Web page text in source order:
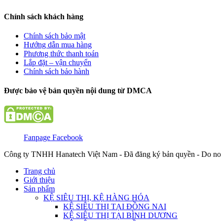
Chính sách khách hàng
Chính sách bảo mật
Hướng dẫn mua hàng
Phương thức thanh toán
Lắp đặt – vận chuyển
Chính sách bảo hành
Được bảo vệ bản quyền nội dung từ DMCA
Fanpage Facebook
Công ty TNHH Hanatech Việt Nam - Đã đăng ký bản quyền - Do
Trang chủ
Giới thiệu
Sản phẩm
KỆ SIÊU THỊ, KỆ HÀNG HÓA
KỆ SIÊU THỊ TẠI ĐỒNG NAI
KỆ SIÊU THỊ TẠI BÌNH DƯƠNG